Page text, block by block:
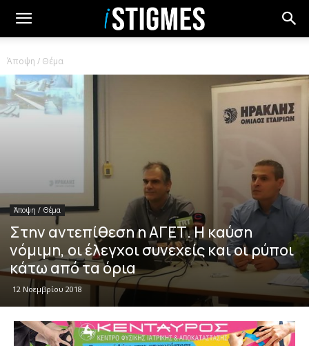
Άποψη / Θέμα
Άποψη / Θέμα
Στην αντεπίθεση η ΑΓΕΤ. Η καύση
νόμιμη, οι έλεγχοι συνεχείς και οι ρύποι
κάτω από τα όρια
12 Νοεμβρίου 2018